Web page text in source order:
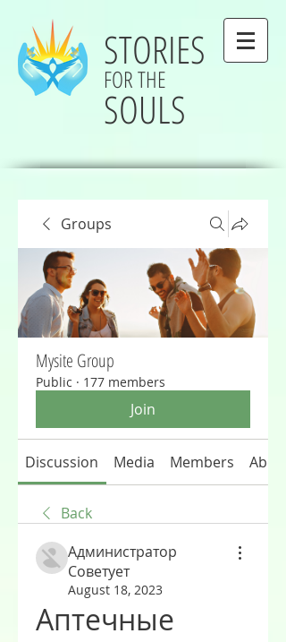
STORIES
FOR THE
SOULS
Groups
Mysite Group
Public · 177 members
Join
Discussion Media Members About
Back
Администратор
Советует
August 18, 2023
Аптечные